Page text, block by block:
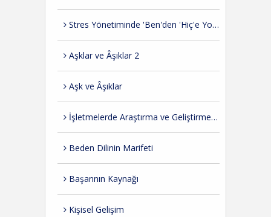
Stres Yönetiminde 'Ben'den 'Hiç'e Yolculuk
Aşklar ve Âşıklar 2
Aşk ve Âşıklar
İşletmelerde Araştırma ve Geliştirme İhtiyacı
Beden Dilinin Marifeti
Başarının Kaynağı
Kişisel Gelişim